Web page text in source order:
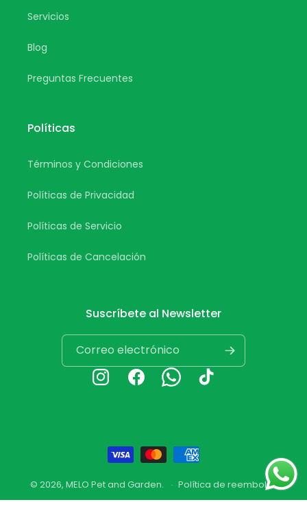
Servicios
Blog
Preguntas Frecuentes
Políticas
Términos y Condiciones
Políticas de Privacidad
Políticas de Servicio
Políticas de Cancelación
Suscríbete al Newsletter
Correo electrónico
InstagramFacebookWhatsappTikTok
Formas
de
pago
© 2026, MELO Pet and Garden.
Política de reembolso